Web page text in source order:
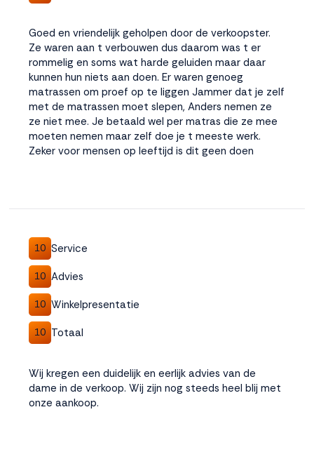
Goed en vriendelijk geholpen door de verkoopster.
Ze waren aan t verbouwen dus daarom was t er
rommelig en soms wat harde geluiden maar daar
kunnen hun niets aan doen. Er waren genoeg
matrassen om proef op te liggen Jammer dat je zelf
met de matrassen moet slepen, Anders nemen ze
ze niet mee. Je betaald wel per matras die ze mee
moeten nemen maar zelf doe je t meeste werk.
Zeker voor mensen op leeftijd is dit geen doen
10 Service
10 Advies
10 Winkelpresentatie
10 Totaal
Wij kregen een duidelijk en eerlijk advies van de
dame in de verkoop. Wij zijn nog steeds heel blij met
onze aankoop.